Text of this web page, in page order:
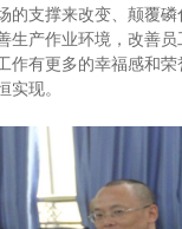
的支撑来改变、颠覆
生产作业环境，改善员
作有更多的幸福感和荣
实现。